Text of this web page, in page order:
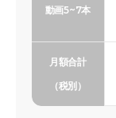
動画5~7本
月額合計
（税別）